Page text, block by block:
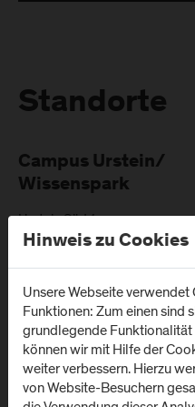
Standorte
Campus Urstein/
Wissenspark
Urstein Süd 1
A-5412Puch/Salzburg
Campus Salzburg
(Uniklinikum LKH)
Müllner Hauptstraße 48
Hinweis zu Cookies
Unsere Webseite
Funktionen: Zum einen sind
grundlegende Funktionalität
können wir mit Hilfe der
weiter verbessern. Hierzu
von Website-Besuchern